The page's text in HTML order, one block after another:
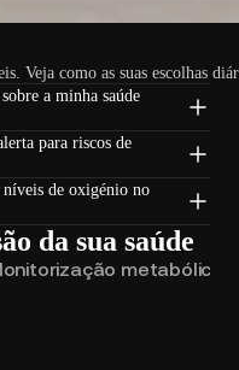
Veja como as suas
a minha saúde
para riscos de
níveis de oxigénio no
da sua saúde
metabólica